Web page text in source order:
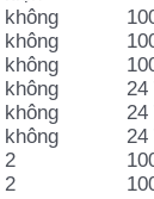
không
không
không
không 24
không 24
không 24
2
2